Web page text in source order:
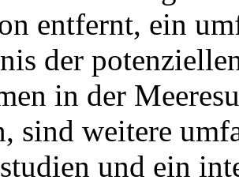
entfernt, ein
der
in der
sind weitere
und ein